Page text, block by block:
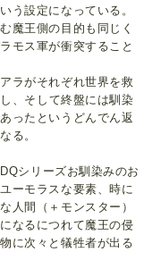
う設定になっている。
魔王側の目的も同じく
モス軍が衝突すること
ラがそれぞれ世界を救
、そして終盤には馴染
ったというどんでん返
る。
シリーズお馴染みのお
ーモラスな要素、時に
人間（＋モンスター）
なるにつれて魔王の侵
に次々と犠牲者が出る